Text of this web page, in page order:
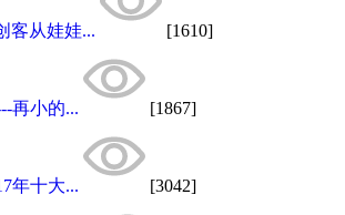
客从娃娃... [1610]
再小的... [1867]
年十大... [3042]